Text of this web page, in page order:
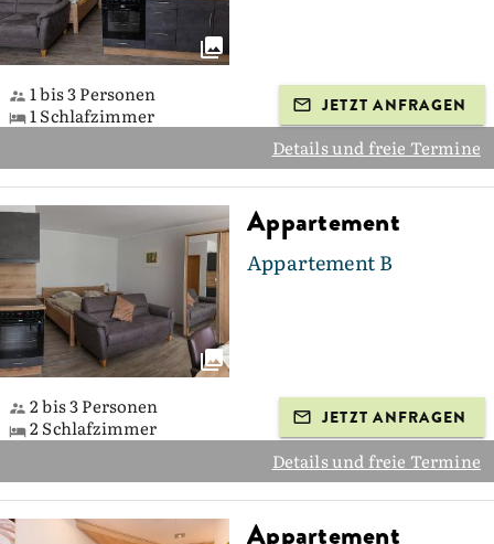
1 bis 3 Personen
1 Schlafzimmer
JETZT ANFRAGEN
Details und freie Termine
Appartement
Appartement B
2 bis 3 Personen
2 Schlafzimmer
JETZT ANFRAGEN
Details und freie Termine
Appartement